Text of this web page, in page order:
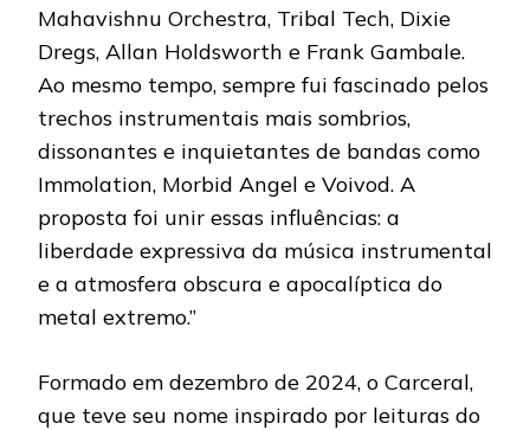
Mahavishnu Orchestra, Tribal Tech, Dixie
Dregs, Allan Holdsworth e Frank Gambale.
Ao mesmo tempo, sempre fui fascinado pelos
trechos instrumentais mais sombrios,
dissonantes e inquietantes de bandas como
Immolation, Morbid Angel e Voivod. A
proposta foi unir essas influências: a
liberdade expressiva da música instrumental
e a atmosfera obscura e apocalíptica do
metal extremo.”
Formado em dezembro de 2024, o Carceral,
que teve seu nome inspirado por leituras do